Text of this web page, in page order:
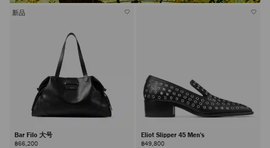
新品
Bar Filo 大号
฿66,200
Eliot Slipper 45 Men's
฿49,800